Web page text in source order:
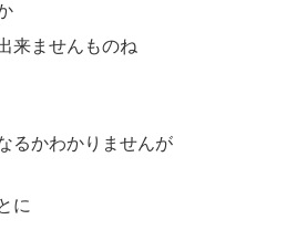
来ませんものね
るかわかりませんが
に